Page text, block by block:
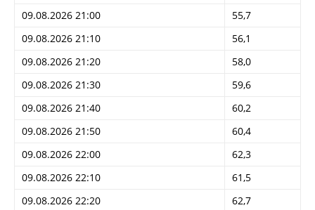
09.08.2026 21:00
55,7
09.08.2026 21:10
56,1
09.08.2026 21:20
58,0
09.08.2026 21:30
59,6
09.08.2026 21:40
60,2
09.08.2026 21:50
60,4
09.08.2026 22:00
62,3
09.08.2026 22:10
61,5
09.08.2026 22:20
62,7